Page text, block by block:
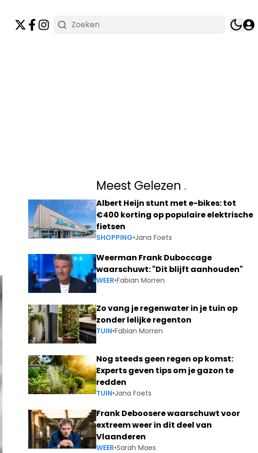
Meest Gelezen .
Albert Heijn stunt met e-bikes: tot
€400 korting op populaire elektrische
fietsen
SHOPPING•Jana Foets
Weerman Frank Duboccage
waarschuwt: "Dit blijft aanhouden"
WEER•Fabian Morren
Zo vang je regenwater in je tuin op
zonder lelijke regenton
TUIN•Fabian Morren
Nog steeds geen regen op komst:
Experts geven tips om je gazon te
redden
TUIN•Jana Foets
Frank Deboosere waarschuwt voor
extreem weer in dit deel van
Vlaanderen
WEER•Sarah Maes